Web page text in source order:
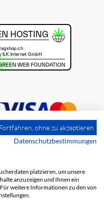
Fortfahren, ohne zu akzeptieren
Datenschutzbestimmungen
platzieren, um unsere
anzuzeigen und Ihnen ein
weitere Informationen zu den von